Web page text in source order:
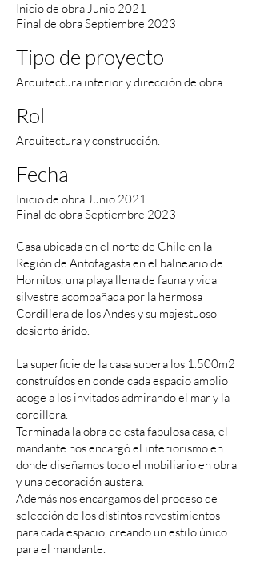
Inicio de obra Junio 2021
Final de obra Septiembre 2023
Tipo de proyecto
Arquitectura interior y dirección de obra.
Rol
Arquitectura y construcción.
Fecha
Inicio de obra Junio 2021
Final de obra Septiembre 2023
Casa ubicada en el norte de Chile en la
Región de Antofagasta en el balneario de
Hornitos, una playa llena de fauna y vida
silvestre acompañada por la hermosa
Cordillera de los Andes y su majestuoso
desierto árido.
La superficie de la casa supera los 1.500m2
construídos en donde cada espacio amplio
acoge a los invitados admirando el mar y la
cordillera.
Terminada la obra de esta fabulosa casa, el
mandante nos encargó el interiorismo en
donde diseñamos todo el mobiliario en obra
y una decoración austera.
Además nos encargamos del proceso de
selección de los distintos revestimientos
para cada espacio, creando un estilo único
para el mandante.